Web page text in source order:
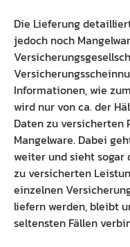
Die Lieferung
jedoch noch
Informationen, wie
wird nur von ca. der
Daten zu versicherten
Mangelware. Dabei
weiter und sieht
zu versicherten
einzelnen
liefern werden, bleibt
seltensten Fällen